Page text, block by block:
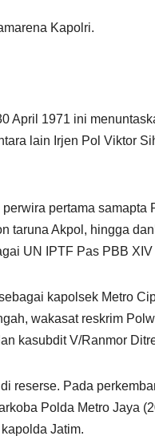
Kapolri.
April 1971 ini
lain Irjen Pol Viktor
pertama
taruna Akpol, hingga
UN IPTF Pas PBB
kapolsek Metro
wakasat reskrim
kasubdit V/Ranmor
reserse. Pada
Polda Metro Jaya
Jatim.